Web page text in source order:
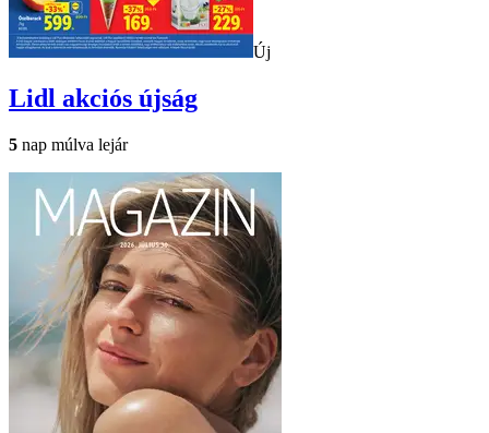
Új
Lidl akciós újság
5 nap múlva lejár